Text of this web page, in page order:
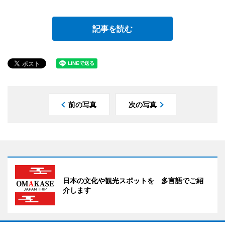
記事を読む
前の写真 次の写真
日本の文化や観光スポットを 多言語でご紹
介します